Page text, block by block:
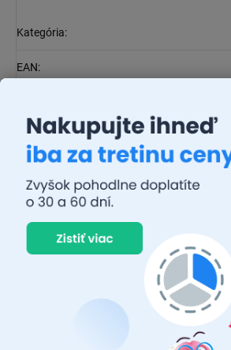
Kategória:
EAN:
Pätica:
Priemer
Diskusia
Buďte prvý, kto napíše príspevok k tejto